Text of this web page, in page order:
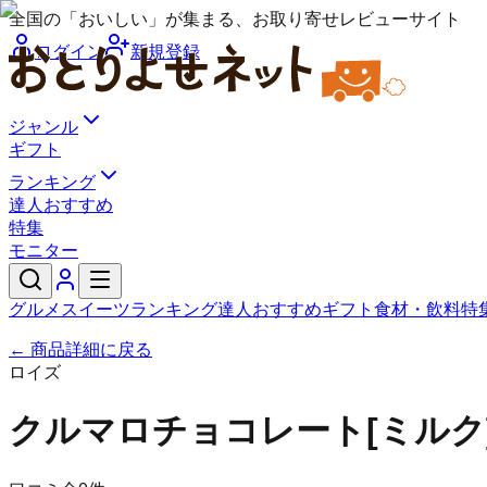
全国の「おいしい」が集まる、お取り寄せレビューサイト
ログイン
新規登録
ジャンル
ギフト
ランキング
達人おすすめ
特集
モニター
グルメ スイーツランキング達人おすすめギフト 食材・飲料特
← 商品詳細に戻る
ロイズ
クルマロチョコレート[ミル